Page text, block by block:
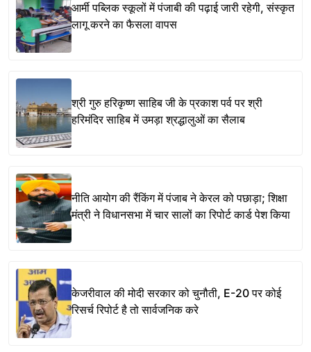
आर्मी पब्लिक स्कूलों में पंजाबी की पढ़ाई जारी रहेगी, संस्कृत
लागू करने का फैसला वापस
श्री गुरु हरिकृष्ण साहिब जी के प्रकाश पर्व पर श्री
हरिमंदिर साहिब में उमड़ा श्रद्धालुओं का सैलाब
नीति आयोग की रैंकिंग में पंजाब ने केरल को पछाड़ा; शिक्षा
मंत्री ने विधानसभा में चार सालों का रिपोर्ट कार्ड पेश किया
केजरीवाल की मोदी सरकार को चुनौती, E-20 पर कोई
रिसर्च रिपोर्ट है तो सार्वजनिक करे